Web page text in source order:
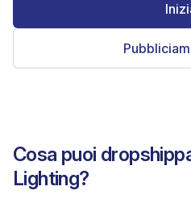
Cosa puoi
Lighting?